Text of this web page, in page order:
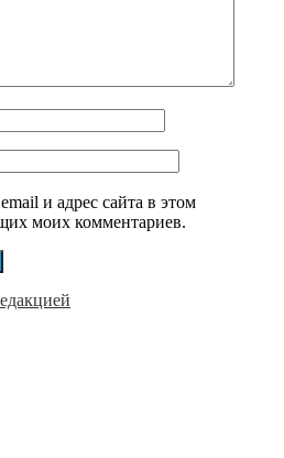
и адрес сайта в этом
моих комментариев.